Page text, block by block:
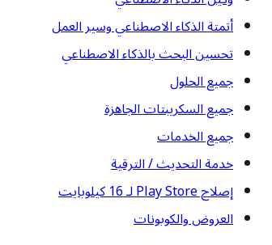
أتمتة الذكاء الاصطناعي وسير العمل
تحسين البحث بالذكاء الاصطناعي
جميع الحلول
جميع السكريبتات الجاهزة
جميع الخدمات
خدمة التحديث / الترقية
إصلاح Play Store لـ 16 كيلوبايت
العروض والكوبونات